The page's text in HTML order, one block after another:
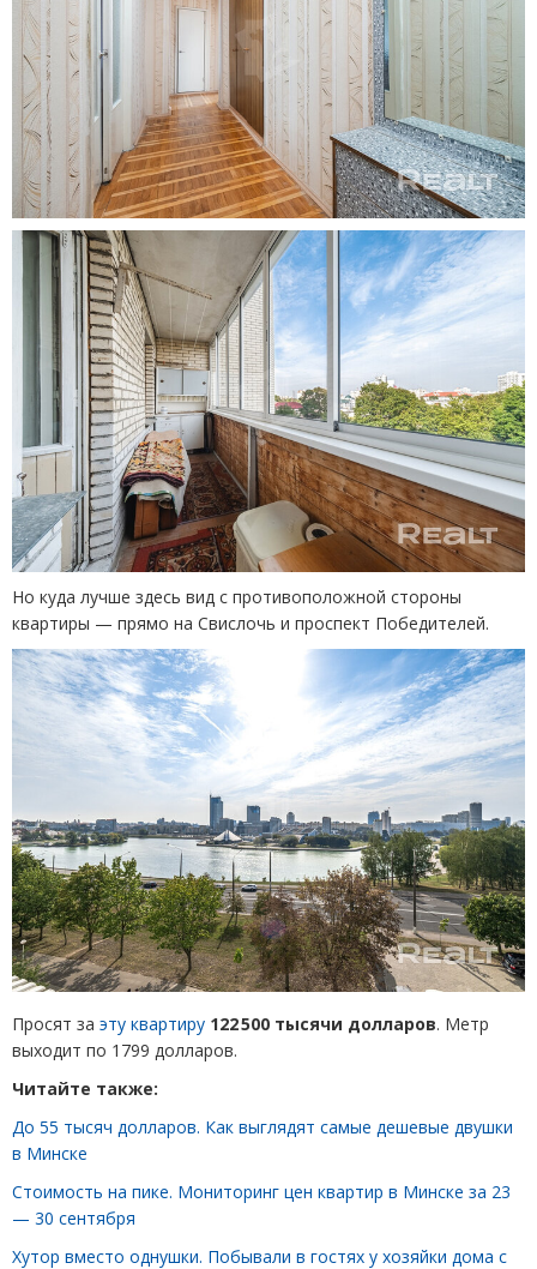
Но куда лучше здесь вид с противоположной стороны
квартиры — прямо на Свислочь и проспект Победителей.
Просят за эту квартиру 122 500 тысячи долларов. Метр
выходит по 1799 долларов.
Читайте также:
До 55 тысяч долларов. Как выглядят самые дешевые двушки
в Минске
Стоимость на пике. Мониторинг цен квартир в Минске за 23
— 30 сентября
Хутор вместо однушки. Побывали в гостях у хозяйки дома с